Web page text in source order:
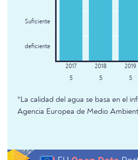
Suficiente
deficiente
5 5 5
*La calidad del agua se basa en el
Agencia Europea de Medio